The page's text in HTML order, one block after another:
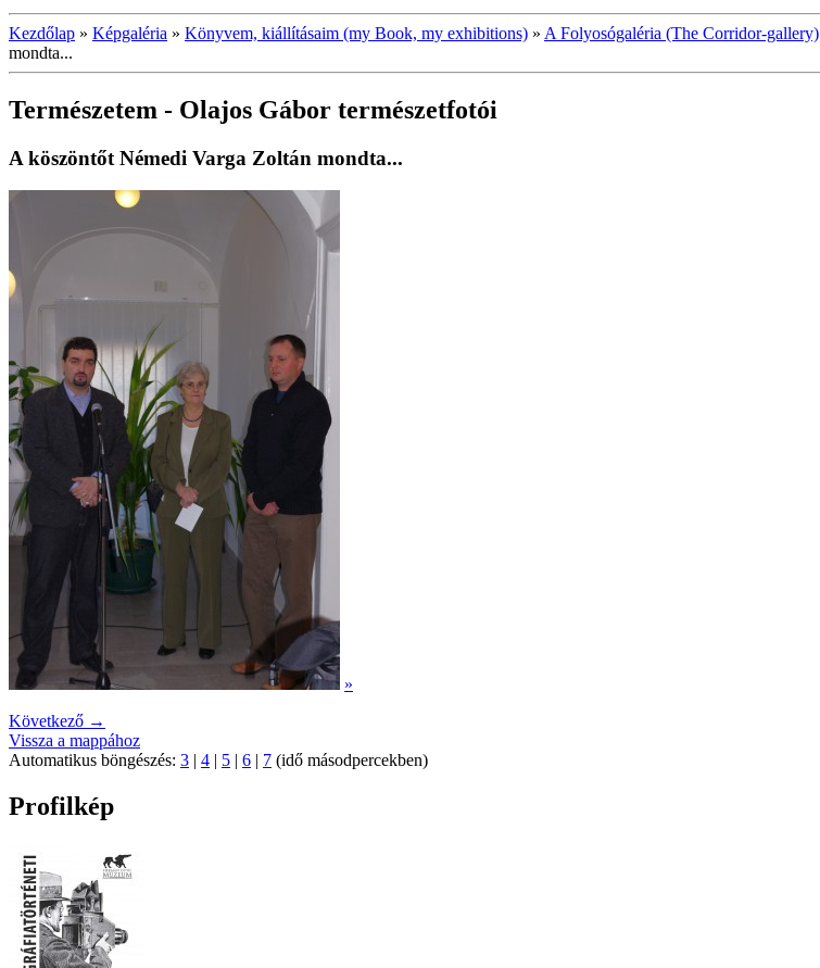
Kezdőlap » Képgaléria » Könyvem, kiállításaim (my Book, my exhibitions) » A Folyosógaléria (The Corridor-gallery)
mondta...
Természetem - Olajos Gábor természetfotói
A köszöntőt Némedi Varga Zoltán mondta...
»
Következő →
Vissza a mappához
Automatikus böngészés: 3 | 4 | 5 | 6 | 7 (idő másodpercekben)
Profilkép